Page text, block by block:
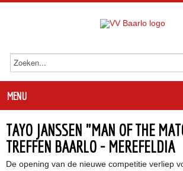
MENU
TAYO JANSSEN "MAN OF THE
TREFFEN BAARLO - MEREFELDIA
De opening van de nieuwe competitie verliep